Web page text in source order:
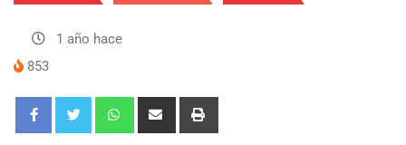
1 año hace
853